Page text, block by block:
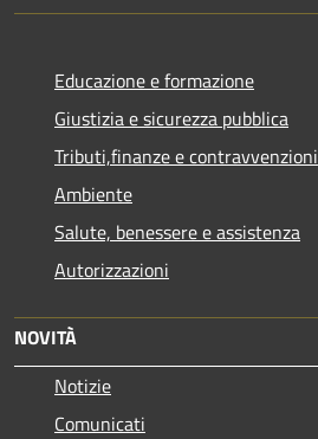
Educazione e formazione
Giustizia e sicurezza pubblica
Tributi,finanze e contravvenzioni
Ambiente
Salute, benessere e assistenza
Autorizzazioni
NOVITÀ
Notizie
Comunicati